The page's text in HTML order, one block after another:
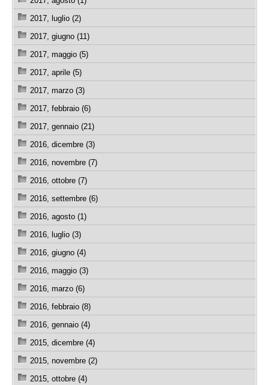
2017, luglio (2)
2017, giugno (11)
2017, maggio (5)
2017, aprile (5)
2017, marzo (3)
2017, febbraio (6)
2017, gennaio (21)
2016, dicembre (3)
2016, novembre (7)
2016, ottobre (7)
2016, settembre (6)
2016, agosto (1)
2016, luglio (3)
2016, giugno (4)
2016, maggio (3)
2016, marzo (6)
2016, febbraio (8)
2016, gennaio (4)
2015, dicembre (4)
2015, novembre (2)
2015, ottobre (4)